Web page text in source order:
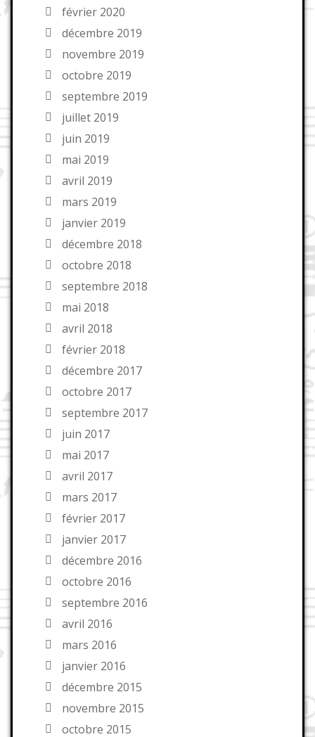
février 2020
décembre 2019
novembre 2019
octobre 2019
septembre 2019
juillet 2019
juin 2019
mai 2019
avril 2019
mars 2019
janvier 2019
décembre 2018
octobre 2018
septembre 2018
mai 2018
avril 2018
février 2018
décembre 2017
octobre 2017
septembre 2017
juin 2017
mai 2017
avril 2017
mars 2017
février 2017
janvier 2017
décembre 2016
octobre 2016
septembre 2016
avril 2016
mars 2016
janvier 2016
décembre 2015
novembre 2015
octobre 2015